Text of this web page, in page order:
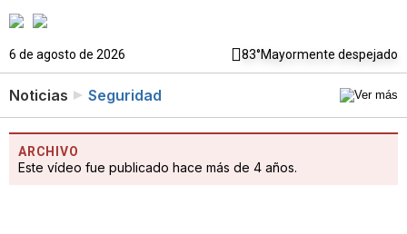
6 de agosto de 2026 83°Mayormente despejado
Noticias Seguridad
ARCHIVO
Este vídeo fue publicado hace más de 4 años.